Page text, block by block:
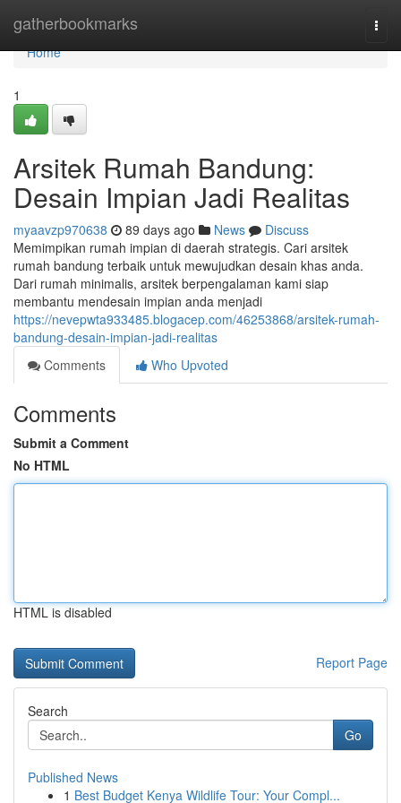
gatherbookmarks
Home
Home
1
Arsitek Rumah Bandung:
Desain Impian Jadi Realitas
myaavzp970638 89 days ago News
Discuss
Memimpikan rumah impian di daerah strategis. Cari arsitek
rumah bandung terbaik untuk mewujudkan desain khas anda.
Dari rumah minimalis, arsitek berpengalaman kami siap
membantu mendesain impian anda menjadi
https://nevepwta933485.blogacep.com/46253868/arsitek-rumah-
bandung-desain-impian-jadi-realitas
Comments
Who Upvoted
Comments
Submit a Comment
No HTML
HTML is disabled
Report Page
Search
Go
Published News
1 Best Budget Kenya Wildlife Tour: Your Compl...